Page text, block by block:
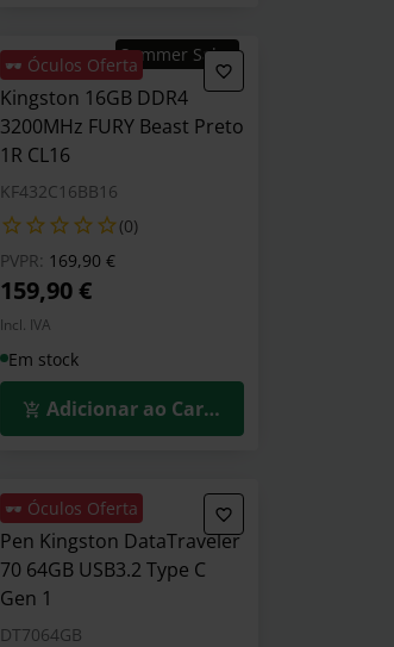
🕶️ Óculos OfertaSummer Sales
Kingston 16GB DDR4
3200MHz FURY Beast Preto
1R CL16
KF432C16BB16
(0)
PVPR: Preço reduzido de
169,90 €para
159,90 €
Incl. IVA
Em stock
Adicionar ao Carrinho
🕶️ Óculos Oferta
Pen Kingston DataTraveler
70 64GB USB3.2 Type C
Gen 1
DT7064GB